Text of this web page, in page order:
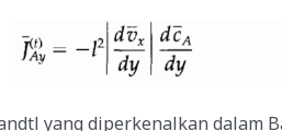
yang diperkenalkan dalam